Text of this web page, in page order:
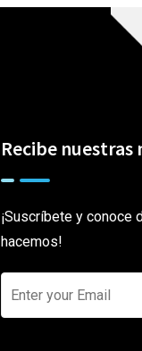
Recibe nuestras
¡Suscríbete y conoce
hacemos!